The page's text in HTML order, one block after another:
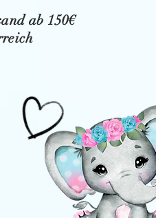
ab 150€